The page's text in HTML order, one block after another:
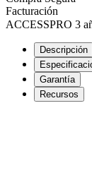
Facturación
ACCESSPRO 3
Descripción
Garantía
Recursos